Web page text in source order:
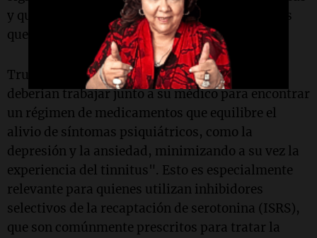
y que están bajo tratamiento con antidepresivos
que afectan los niveles de serotonina.
Trussell subrayó: "Las personas con tinnitus
deberían trabajar junto a su médico para encontrar
un régimen de medicamentos que equilibre el
alivio de síntomas psiquiátricos, como la
depresión y la ansiedad, minimizando a su vez la
experiencia del tinnitus". Esto es especialmente
relevante para quienes utilizan inhibidores
selectivos de la recaptación de serotonina (ISRS),
que son comúnmente prescritos para tratar la